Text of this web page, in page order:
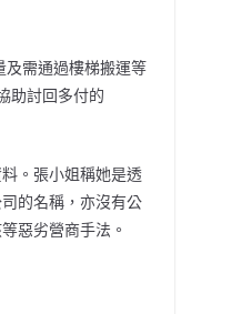
及需通過樓梯搬運等
助討回多付的
。張小姐稱她是透
的名稱，亦沒有公
惡劣營商手法。